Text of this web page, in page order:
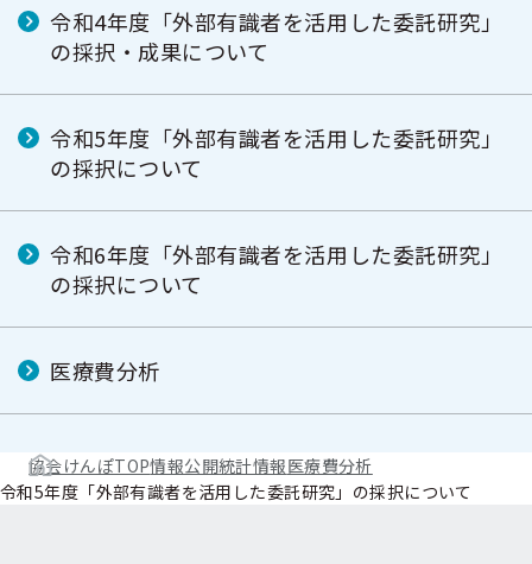
令和4年度「外部有識者を活用した委託研究」
の採択・成果について
令和5年度「外部有識者を活用した委託研究」
の採択について
令和6年度「外部有識者を活用した委託研究」
の採択について
医療費分析
協会けんぽTOP情報公開統計情報医療費分析
令和5年度「外部有識者を活用した委託研究」の採択について